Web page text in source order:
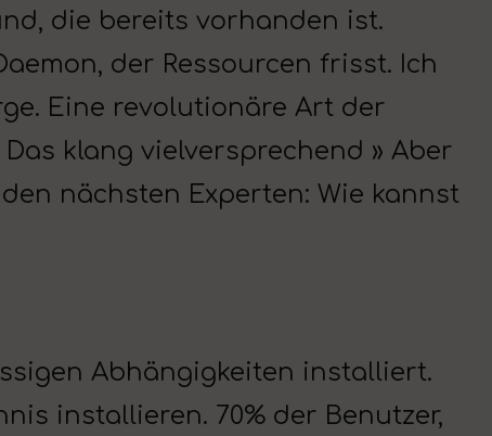
die bereits vorhanden ist.
der Ressourcen frisst. Ich
Eine revolutionäre Art der
klang vielversprechend » Aber
nächsten Experten: Wie kannst
Abhängigkeiten installiert.
installieren. 70% der Benutzer,